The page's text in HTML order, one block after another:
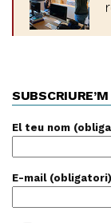
El teu nom
E-mail (obligatori)